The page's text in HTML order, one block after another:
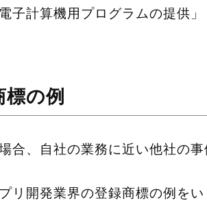
子計算機用プログラムの提供
の例
合、自社の業務に近い他社の
リ開発業界の登録商標の例を